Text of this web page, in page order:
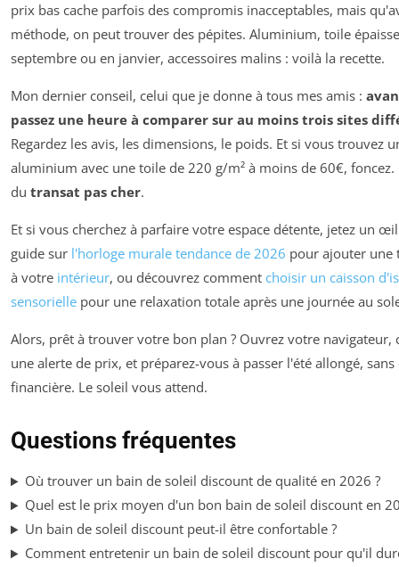
prix bas cache parfois des compromis inacceptables, mais
méthode, on peut trouver des pépites. Aluminium, toile
septembre ou en janvier, accessoires malins : voilà la recette.
Mon dernier conseil, celui que je donne à tous mes amis :
passez une heure à comparer sur au moins trois sites
Regardez les avis, les dimensions, le poids. Et si vous trouvez
aluminium avec une toile de 220 g/m² à moins de 60€, foncez.
du transat pas cher.
Et si vous cherchez à parfaire votre espace détente, jetez un
guide sur l'horloge murale tendance de 2026 pour ajouter une
à votre intérieur, ou découvrez comment choisir un caisson
sensorielle pour une relaxation totale après une journée au
Alors, prêt à trouver votre bon plan ? Ouvrez votre navigateur,
une alerte de prix, et préparez-vous à passer l'été allongé,
financière. Le soleil vous attend.
Questions fréquentes
Où trouver un bain de soleil discount de qualité en 2026 ?
Quel est le prix moyen d'un bon bain de soleil discount en
Un bain de soleil discount peut-il être confortable ?
Comment entretenir un bain de soleil discount pour qu'il